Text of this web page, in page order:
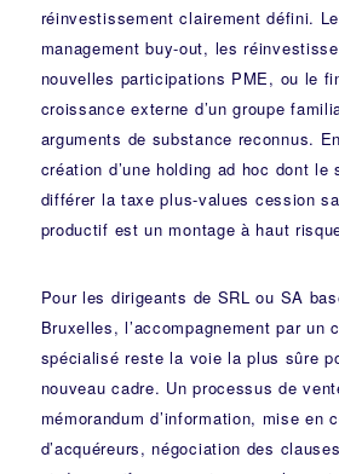
réinvestissement clairement défini.
management buy-out, les
nouvelles participations PME, ou le
croissance externe d’un groupe
arguments de substance reconnus.
création d’une holding ad hoc dont
différer la taxe plus-values cession
productif est un montage à haut
Pour les dirigeants de SRL ou SA
Bruxelles, l’accompagnement par un
spécialisé reste la voie la plus sûre
nouveau cadre. Un processus de
mémorandum d’information, mise en
d’acquéreurs, négociation des